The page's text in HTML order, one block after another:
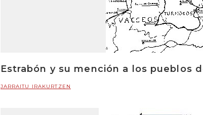
Estrabón y su mención a los pueblos
JARRAITU IRAKURTZEN